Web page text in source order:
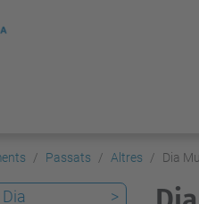
Passats Altres Dia
Dia
>